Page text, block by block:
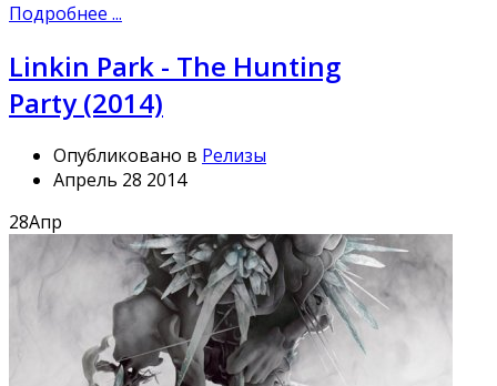
Подробнее ...
Linkin Park - The Hunting
Party (2014)
Опубликовано в Релизы
Апрель 28 2014
28Апр